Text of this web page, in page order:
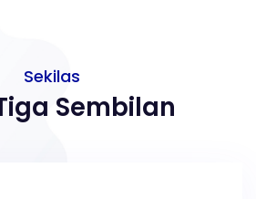
Sekilas
Sembilan